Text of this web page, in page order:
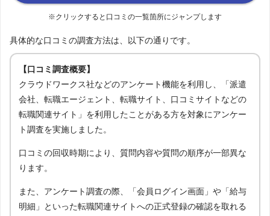
※クリックすると口コミの一覧箇所にジャンプします
具体的な口コミの調査方法は、以下の通りです。
【口コミ調査概要】
クラウドワークス社などのアンケート機能を利用し、「派遣
会社、転職エージェント、転職サイト、口コミサイトなどの
転職関連サイト」を利用したことがある方を対象にアンケー
ト調査を実施しました。
口コミの回収時期により、質問内容や質問の順序が一部異な
ります。
また、アンケート調査の際、「会員ログイン画面」や「給与
明細」といった転職関連サイトへの正式登録の確認を取れる